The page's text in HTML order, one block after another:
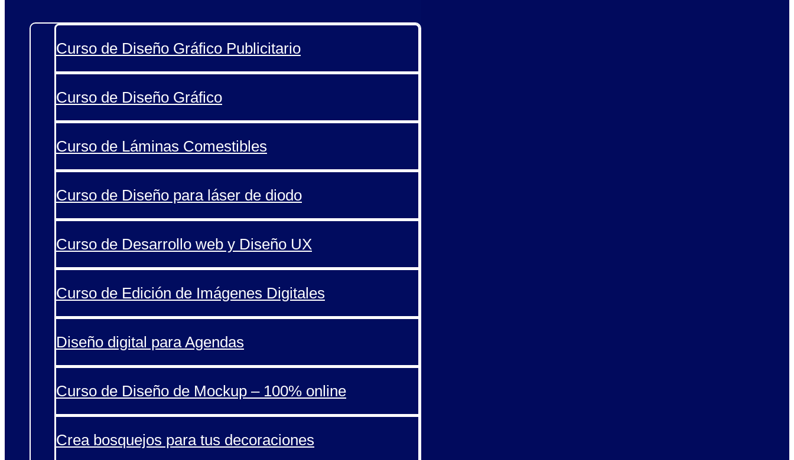
Curso de Diseño Gráfico Publicitario
Curso de Diseño Gráfico
Curso de Láminas Comestibles
Curso de Diseño para láser de diodo
Curso de Desarrollo web y Diseño UX
Curso de Edición de Imágenes Digitales
Diseño digital para Agendas
Curso de Diseño de Mockup – 100% online
Crea bosquejos para tus decoraciones